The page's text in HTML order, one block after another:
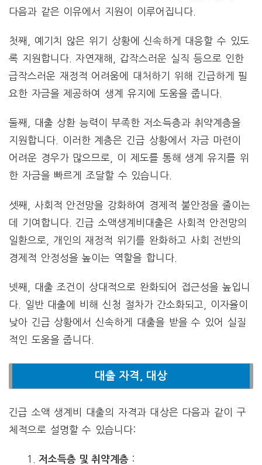
다음과 같은 이유에서 지원이 이루어집니다.
첫째, 예기치 않은 위기 상황에 신속하게 대응할 수 있도
록 지원합니다. 자연재해, 갑작스러운 실직 등으로 인한
급작스러운 재정적 어려움에 대처하기 위해 긴급하게 필
요한 자금을 제공하여 생계 유지에 도움을 줍니다.
둘째, 대출 상환 능력이 부족한 저소득층과 취약계층을
지원합니다. 이러한 계층은 긴급 상황에서 자금 마련이
어려운 경우가 많으므로, 이 제도를 통해 생계 유지를 위
한 자금을 빠르게 조달할 수 있습니다.
셋째, 사회적 안전망을 강화하여 경제적 불안정을 줄이는
데 기여합니다. 긴급 소액생계비대출은 사회적 안전망의
일환으로, 개인의 재정적 위기를 완화하고 사회 전반의
경제적 안정성을 높이는 역할을 합니다.
넷째, 대출 조건이 상대적으로 완화되어 접근성을 높입니
다. 일반 대출에 비해 신청 절차가 간소화되고, 이자율이
낮아 긴급 상황에서 신속하게 대출을 받을 수 있어 실질
적인 도움을 줍니다.
대출 자격, 대상
긴급 소액 생계비 대출의 자격과 대상은 다음과 같이 구
체적으로 설명할 수 있습니다:
저소득층 및 취약계층 :